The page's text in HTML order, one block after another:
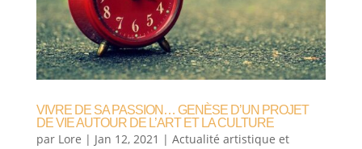
VIVRE DE SA PASSION… GENÈSE D’UN PROJET
DE VIE AUTOUR DE L’ART ET LA CULTURE
par Lore | Jan 12, 2021 | Actualité artistique et